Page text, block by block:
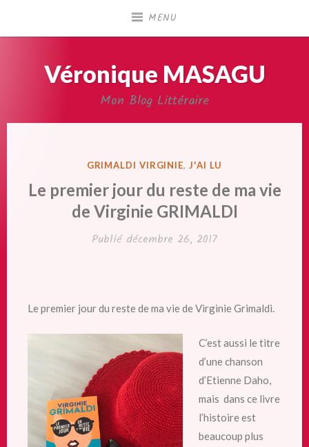
MENU
Véronique MASAGU
Mon Blog Littéraire
PUBLIÉ
GRIMALDI VIRGINIE, J'AI LU
Le premier jour du reste de ma vie
de Virginie GRIMALDI
Publié décembre 26, 2017
Le premier jour du reste de ma vie de Virginie Grimaldi.
C’est aussi le titre
d’une chanson
d’Etienne Daho,
mais dans ce livre
l’histoire est
beaucoup plus